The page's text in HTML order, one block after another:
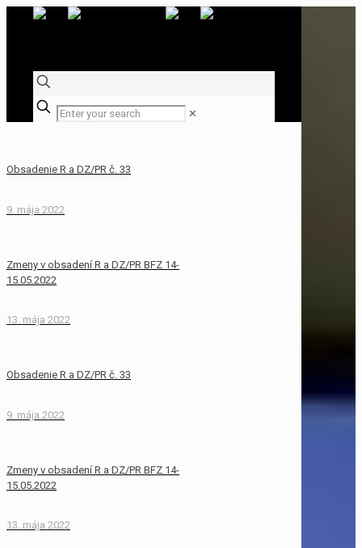
✕
Obsadenie R a DZ/PR č. 33
9. mája 2022
Zmeny v obsadení R a DZ/PR BFZ 14-
15.05.2022
13. mája 2022
Obsadenie R a DZ/PR č. 33
9. mája 2022
Zmeny v obsadení R a DZ/PR BFZ 14-
15.05.2022
13. mája 2022